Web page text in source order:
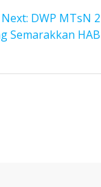
Next: Next
post:
DWP MTsN
Semarakkan